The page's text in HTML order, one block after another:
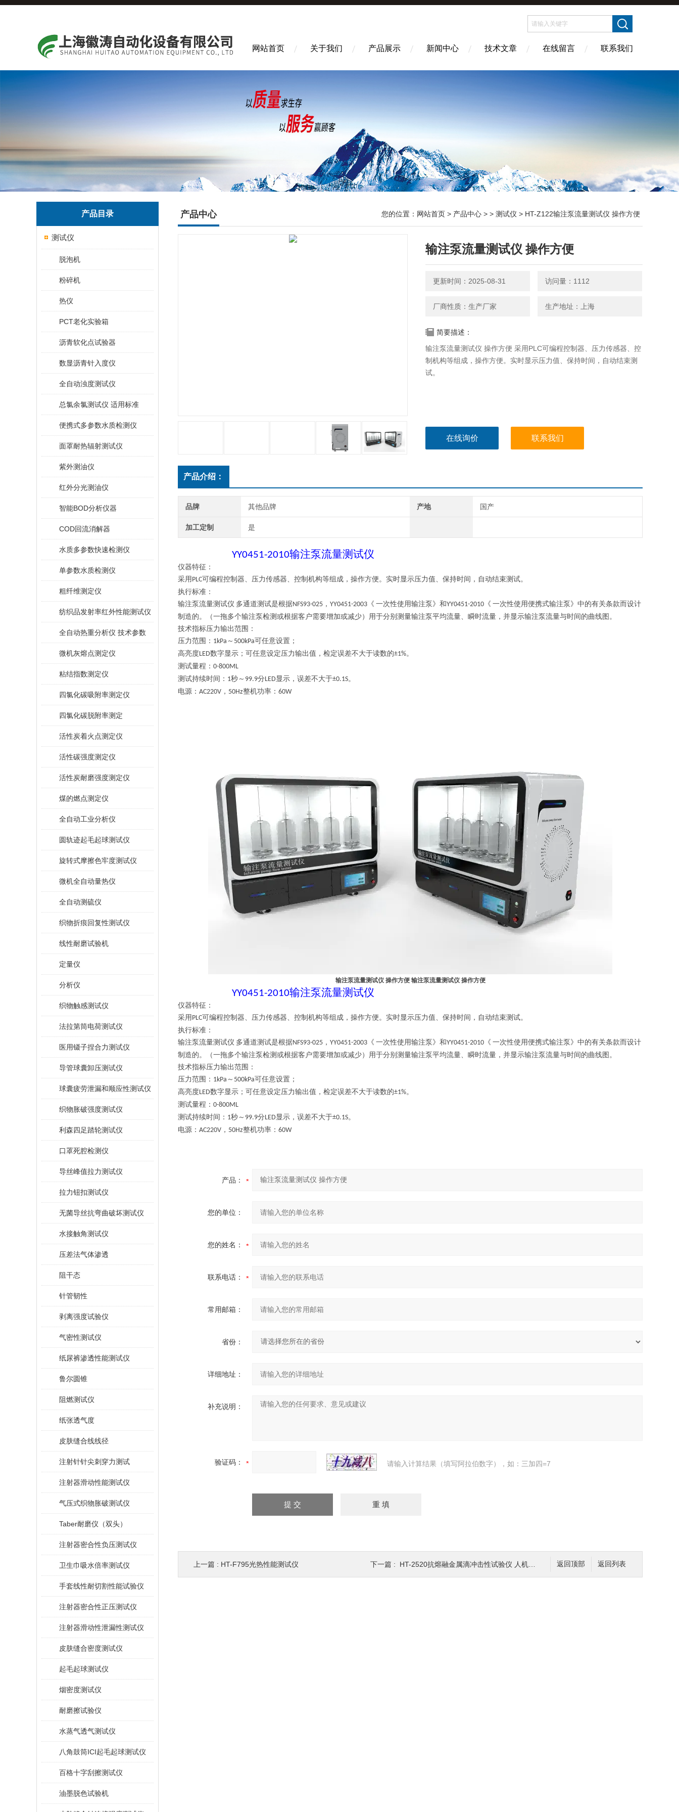
网站首页 关于我们 产品展示 新闻中心 技术文章 在线留言 联系我们
产品目录
测试仪
脱泡机
粉碎机
热仪
PCT老化实验箱
沥青软化点试验器
数显沥青针入度仪
全自动浊度测试仪
总氯余氯测试仪 适用标准
便携式多参数水质检测仪
面罩耐热辐射测试仪
紫外测油仪
红外分光测油仪
智能BOD分析仪器
COD回流消解器
水质多参数快速检测仪
单参数水质检测仪
粗纤维测定仪
纺织品发射率红外性能测试仪
全自动热重分析仪 技术参数
微机灰熔点测定仪
粘结指数测定仪
四氯化碳吸附率测定仪
四氯化碳脱附率测定
活性炭着火点测定仪
活性碳强度测定仪
活性炭耐磨强度测定仪
煤的燃点测定仪
全自动工业分析仪
圆轨迹起毛起球测试仪
旋转式摩擦色牢度测试仪
微机全自动量热仪
全自动测硫仪
织物折痕回复性测试仪
线性耐磨试验机
定量仪
分析仪
织物触感测试仪
法拉第筒电荷测试仪
医用镊子捏合力测试仪
导管球囊卸压测试仪
球囊疲劳泄漏和顺应性测试仪
织物胀破强度测试仪
利森四足踏轮测试仪
口罩死腔检测仪
导丝峰值拉力测试仪
拉力钮扣测试仪
无菌导丝抗弯曲破坏测试仪
水接触角测试仪
压差法气体渗透
阻干态
针管韧性
剥离强度试验仪
气密性测试仪
纸尿裤渗透性能测试仪
鲁尔圆锥
阻燃测试仪
纸张透气度
皮肤缝合线线径
注射针针尖刺穿力测试
注射器滑动性能测试仪
气压式织物胀破测试仪
Taber耐磨仪（双头）
注射器密合性负压测试仪
卫生巾吸水倍率测试仪
手套线性耐切割性能试验仪
注射器密合性正压测试仪
注射器滑动性泄漏性测试仪
皮肤缝合密度测试仪
起毛起球测试仪
烟密度测试仪
耐磨擦试验仪
水蒸气透气测试仪
八角鼓筒ICI起毛起球测试仪
百格十字刮擦测试仪
油墨脱色试验机
产品中心 您的位置： 网站首页 > 产品中心 > > 测试仪 > HT-Z122输注泵流量测试仪 操作方便
输注泵流量测试仪 操作方便
更新时间：2025-08-31 访问量：1112
厂商性质：生产厂家 生产地址：上海
简要描述：
输注泵流量测试仪 操作方便 采用PLC可编程控制器、压力传感器、控
制机构等组成，操作方便。实时显示压力值、保持时间，自动结束测
试。
在线询价 联系我们
产品介绍：
品牌 其他品牌 产地 国产
加工定制 是
YY0451-2010输注泵流量测试仪
仪器特征 ：
采用 PLC可编程控制器、压力传感器、控制机构等组成，操作方便。实时显示压力值、保持时间，自动结束测试。
执行标准：
输注泵流量测试仪 多通道测试是根据NFS93-025 ， YY0451-2003 《 一次性使用输注泵》和YY0451-2010 《 一次性使用便携式输注泵》中的有关条款而设计
制造的。（一拖多个输注泵检测或根据客户需要增加或减少）用于分别测量输注泵平均流量、瞬时流量，并显示输注泵流量与时间的曲线图。
技术指标压力输出范围：
压力范围： 1kPa ～ 500kPa可任意设置 ；
高亮度LED数字显示；可任意设定压力输出值，检定误差不大于读数的±1%。
测试量程： 0-800ML
测试持续时间： 1秒～ 99.9分LED显示，误差不大于±0.1S。
电源： AC220V ， 50Hz整机功率： 60W
输注泵流量测试仪 操作方便 输注泵流量测试仪 操作方便
YY0451-2010输注泵流量测试仪
仪器特征 ：
采用 PLC可编程控制器、压力传感器、控制机构等组成，操作方便。实时显示压力值、保持时间，自动结束测试。
执行标准：
输注泵流量测试仪 多通道测试是根据NFS93-025 ， YY0451-2003 《 一次性使用输注泵》和YY0451-2010 《 一次性使用便携式输注泵》中的有关条款而设计
制造的。（一拖多个输注泵检测或根据客户需要增加或减少）用于分别测量输注泵平均流量、瞬时流量，并显示输注泵流量与时间的曲线图。
技术指标压力输出范围：
压力范围： 1kPa ～ 500kPa可任意设置 ；
高亮度LED数字显示；可任意设定压力输出值，检定误差不大于读数的±1%。
测试量程： 0-800ML
测试持续时间： 1秒～ 99.9分LED显示，误差不大于±0.1S。
电源： AC220V ， 50Hz整机功率： 60W
产品：
您的单位：
您的姓名：
联系电话：
常用邮箱：
省份：
详细地址：
补充说明：
验证码： 请输入计算结果（填写阿拉伯数字），如：三加四=7
返回列表
返回顶部
上一篇 : HT-F795光热性能测试仪 下一篇 : HT-2520抗熔融金属滴冲击性试验仪 人机界面